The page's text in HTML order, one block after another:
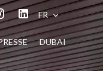
FR
DUBAI